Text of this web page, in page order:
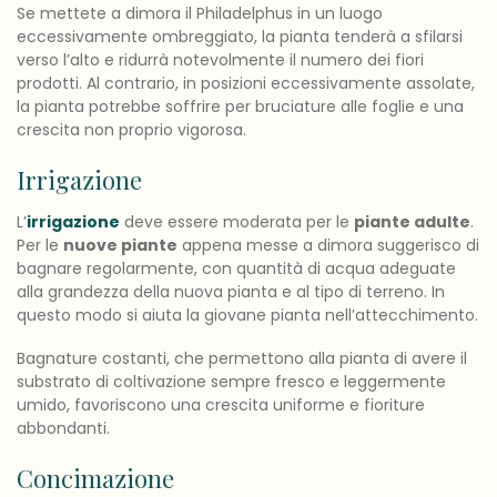
Se mettete a dimora il Philadelphus in un luogo
eccessivamente ombreggiato, la pianta tenderà a sfilarsi
verso l’alto e ridurrà notevolmente il numero dei fiori
prodotti. Al contrario, in posizioni eccessivamente assolate,
la pianta potrebbe soffrire per bruciature alle foglie e una
crescita non proprio vigorosa.
Irrigazione
L’irrigazione deve essere moderata per le piante adulte.
Per le nuove piante appena messe a dimora suggerisco di
bagnare regolarmente, con quantità di acqua adeguate
alla grandezza della nuova pianta e al tipo di terreno. In
questo modo si aiuta la giovane pianta nell’attecchimento.
Bagnature costanti, che permettono alla pianta di avere il
substrato di coltivazione sempre fresco e leggermente
umido, favoriscono una crescita uniforme e fioriture
abbondanti.
Concimazione